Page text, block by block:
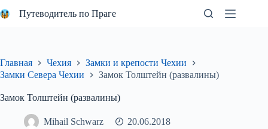
к
Путеводитель по Праге
Главная Чехия
Замки и крепости Чехии
Замки Севера Чехии
Замок Толштейн (развалины)
Замок Толштейн (развалины)
Mihail Schwarz
20.06.2018